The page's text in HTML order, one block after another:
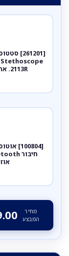
2113R. אחריות יצרן 5 שנים. יבוא רשמי לישראל.
מחיר
המבצע